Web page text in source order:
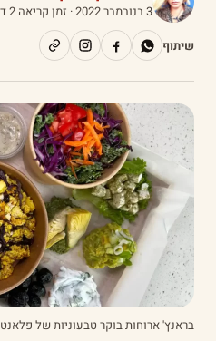
3 בנובמבר 2022
· זמן קריאה 2 דק׳
שיתוף
בראנץ' ארוחות בוקר טבעוניות של פלאנט X | צילום: יח"צ